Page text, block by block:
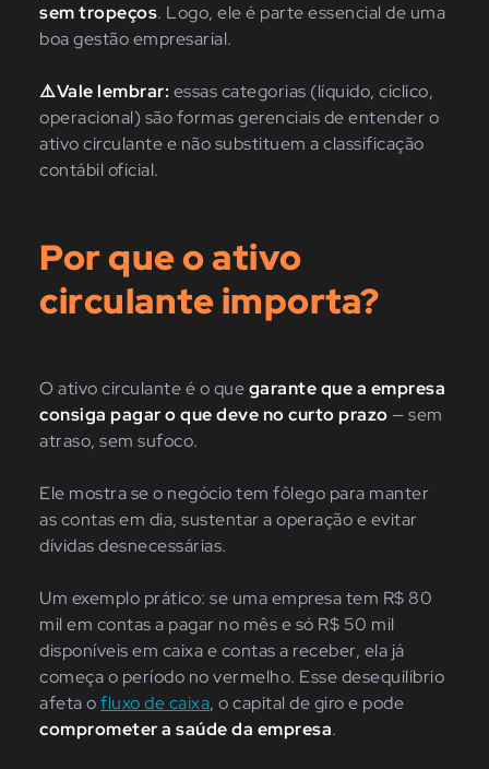
sem tropeços. Logo, ele é parte essencial de uma
boa gestão empresarial.
⚠️Vale lembrar: essas categorias (líquido, cíclico,
operacional) são formas gerenciais de entender o
ativo circulante e não substituem a classificação
contábil oficial.
Por que o ativo
circulante importa?
O ativo circulante é o quegarante que a empresa
consiga pagar o que deve no curto prazo— sem
atraso, sem sufoco.
Ele mostra se o negócio tem fôlego para manter
as contas em dia, sustentar a operação e evitar
dívidas desnecessárias.
Um exemplo prático: se uma empresa tem R$ 80
mil em contas a pagar no mês e só R$ 50 mil
disponíveis em caixa e contas a receber, ela já
começa o período no vermelho. Esse desequilíbrio
afeta ofluxo de caixa, o capital de giro e pode
comprometer a saúde da empresa.